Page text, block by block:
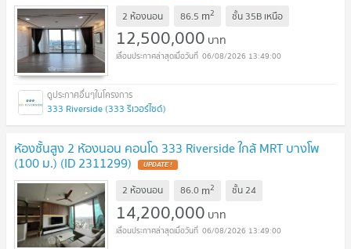
2 ห้องนอน 86.5 m2 ชั้น 35B เหนือ
12,500,000 บาท
06/08/2026 13:49:00
333 Riverside (333 ริเวอร์ไซด์)
ห้องชั้นสูง 2 ห้องนอน คอนโด 333 Riverside ใกล้ MRT บางโพ
(100 ม.) (ID 2311299)
2 ห้องนอน 86.0 m2 ชั้น24
14,200,000 บาท
06/08/2026 13:49:00